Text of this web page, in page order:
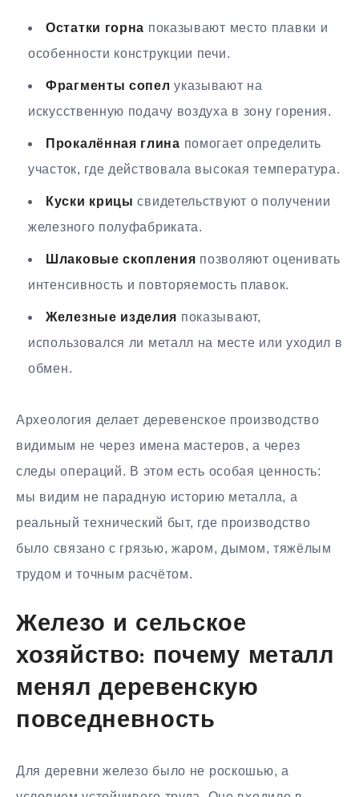
Остатки горна показывают место плавки и
особенности конструкции печи.
Фрагменты сопел указывают на
искусственную подачу воздуха в зону горения.
Прокалённая глина помогает определить
участок, где действовала высокая температура.
Куски крицы свидетельствуют о получении
железного полуфабриката.
Шлаковые скопления позволяют оценивать
интенсивность и повторяемость плавок.
Железные изделия показывают,
использовался ли металл на месте или уходил в
обмен.
Археология делает деревенское производство
видимым не через имена мастеров, а через
следы операций. В этом есть особая ценность:
мы видим не парадную историю металла, а
реальный технический быт, где производство
было связано с грязью, жаром, дымом, тяжёлым
трудом и точным расчётом.
Железо и сельское
хозяйство: почему металл
менял деревенскую
повседневность
Для деревни железо было не роскошью, а